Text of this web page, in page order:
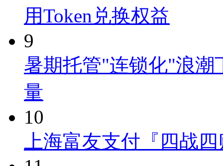
用Token兑换权益
9
暑期托管"连锁化"浪潮
量
10
上海富友支付『四战